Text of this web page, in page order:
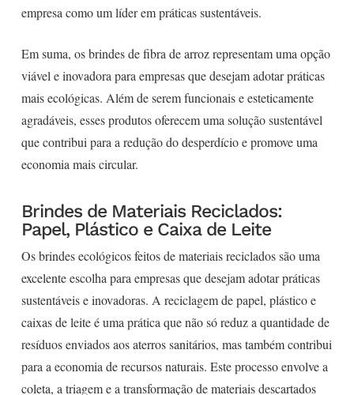
empresa como um líder em práticas sustentáveis.
Em suma, os brindes de fibra de arroz representam uma opção
viável e inovadora para empresas que desejam adotar práticas
mais ecológicas. Além de serem funcionais e esteticamente
agradáveis, esses produtos oferecem uma solução sustentável
que contribui para a redução do desperdício e promove uma
economia mais circular.
Brindes de Materiais Reciclados:
Papel, Plástico e Caixa de Leite
Os brindes ecológicos feitos de materiais reciclados são uma
excelente escolha para empresas que desejam adotar práticas
sustentáveis e inovadoras. A reciclagem de papel, plástico e
caixas de leite é uma prática que não só reduz a quantidade de
resíduos enviados aos aterros sanitários, mas também contribui
para a economia de recursos naturais. Este processo envolve a
coleta, a triagem e a transformação de materiais descartados